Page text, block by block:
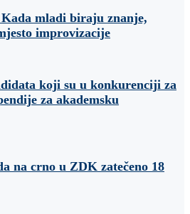
Kada mladi biraju znanje,
improvizacije
koji su u konkurenciji za
za akademsku
na crno u ZDK zatečeno 18